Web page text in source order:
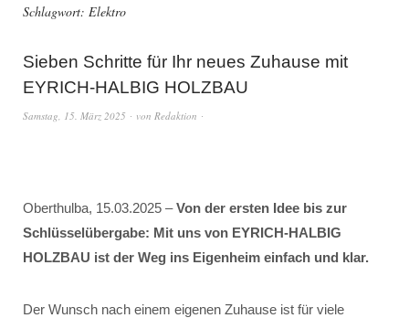
Schlagwort: Elektro
Sieben Schritte für Ihr neues Zuhause mit
EYRICH-HALBIG HOLZBAU
Samstag, 15. März 2025 von Redaktion
Oberthulba, 15.03.2025 –Von der ersten Idee bis zur
Schlüsselübergabe: Mit uns von EYRICH-HALBIG
HOLZBAU ist der Weg ins Eigenheim einfach und klar.
Der Wunsch nach einem eigenen Zuhause ist für viele